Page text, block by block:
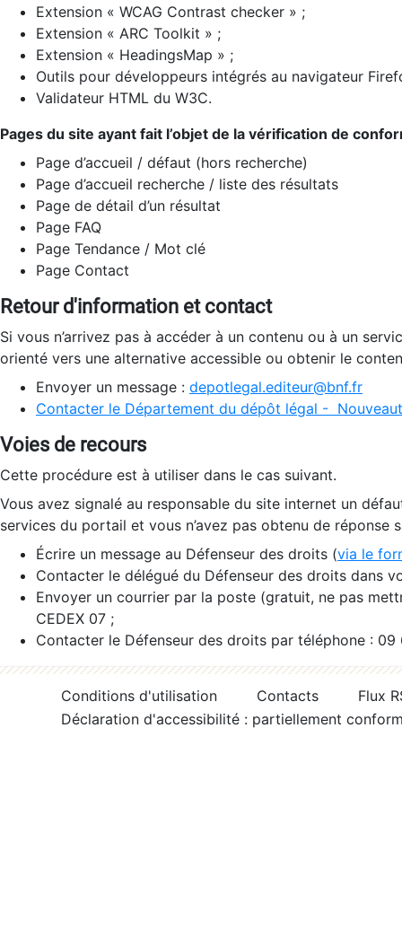
Extension « WCAG Contrast checker » ;
Extension « ARC Toolkit » ;
Extension « HeadingsMap » ;
Outils pour développeurs intégrés au navigateur
Validateur HTML du W3C.
Pages du site ayant fait l’objet de la vérification de
Page d’accueil / défaut (hors recherche)
Page d’accueil recherche / liste des résultats
Page de détail d’un résultat
Page FAQ
Page Tendance / Mot clé
Page Contact
Retour d'information et contact
Si vous n’arrivez pas à accéder à un contenu ou à un
orienté vers une alternative accessible ou obtenir le
Envoyer un message : depotlegal.editeur@bnf.fr
Contacter le Département du dépôt légal -
Voies de recours
Cette procédure est à utiliser dans le cas suivant.
Vous avez signalé au responsable du site internet un
services du portail et vous n’avez pas obtenu de réponse
Écrire un message au Défenseur des droits (via le
Contacter le délégué du Défenseur des droits dans
Envoyer un courrier par la poste (gratuit, ne pas
CEDEX 07 ;
Contacter le Défenseur des droits par téléphone :
Conditions d'utilisation Contacts
Flux
Déclaration d'accessibilité : partiellement